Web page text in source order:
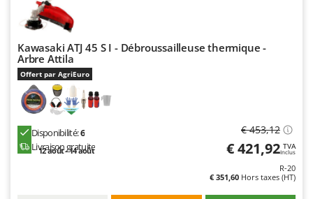
Kawasaki ATJ 45 S I - Débroussailleuse thermique -
Arbre Attila
Offert par AgriEuro
Disponibilité:6
Livraison gratuite
12 août - 14 août
€ 453,12
€ 421,92 TVA
Inclus
R-20
€ 351,60 Hors taxes (HT)